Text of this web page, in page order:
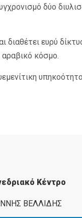
δύο
διαθέτει ευρύ
κόσμο.
Κέντρο
ΒΕΛΛΙΔΗΣ